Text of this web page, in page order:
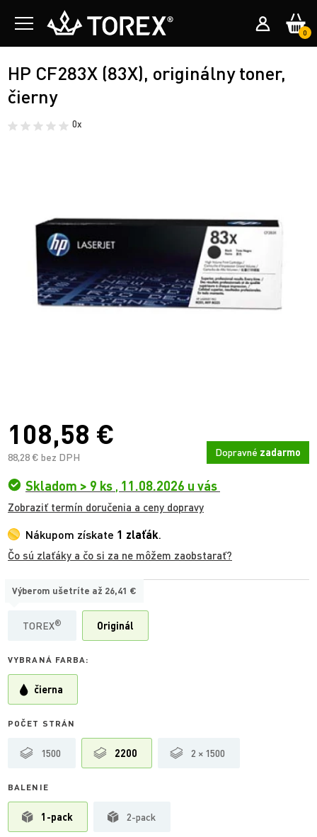
0
HP CF283X (83X), originálny toner,
čierny
0x
108,58 €
88,28 € bez DPH Dopravné zadarmo
Skladom > 9 ks , 11.08.2026 u vás
Zobraziť termín doručenia a ceny dopravy
Nákupom získate 1 zlaťák.
Čo sú zlaťáky a čo si za ne môžem zaobstarať?
TYP:
TOREX®
Výberom ušetríte až 26,41 €
Originál
VYBRANÁ FARBA:
čierna
POČET STRÁN
1500 2200 2 × 1500
BALENIE
1-pack 2-pack